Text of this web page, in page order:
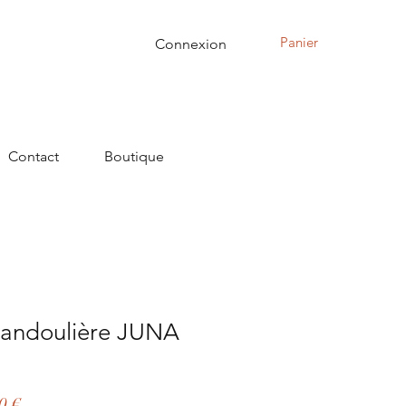
Panier
Connexion
Contact Boutique
JUNA